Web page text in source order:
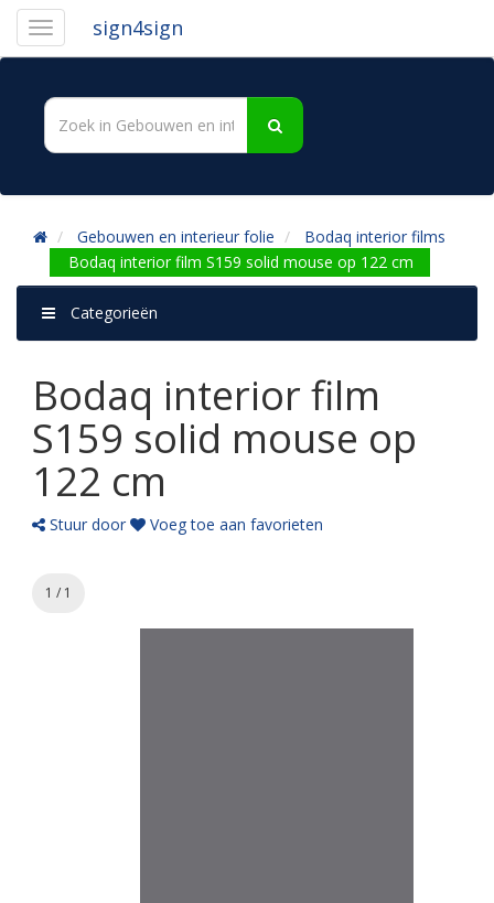
sign4sign
Gebouwen en interieur folie
Bodaq interior films
Bodaq interior film S159 solid mouse op 122 cm
Categorieën
Bodaq interior film
S159 solid mouse op
122 cm
Stuur door Voeg toe aan favorieten
1 / 1